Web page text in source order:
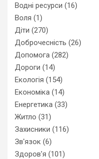
Водні ресурси (16)
Воля (1)
Діти (270)
Доброчесність (26)
Допомога (282)
Дороги (14)
Екологія (154)
Економіка (14)
Енергетика (33)
Житло (31)
Захисники (116)
Зв'язок (6)
Здоров'я (101)